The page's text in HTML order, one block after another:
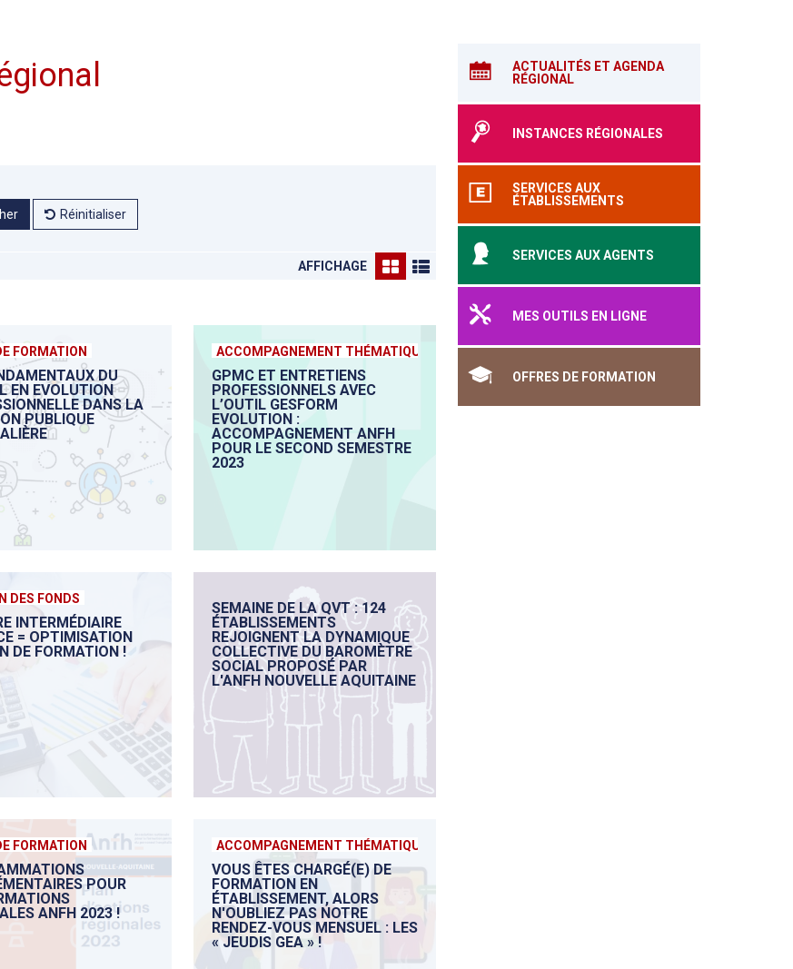
ACTUALITÉS ET AGENDA
RÉGIONAL
INSTANCES RÉGIONALES
SERVICES AUX
ÉTABLISSEMENTS
SERVICES AUX AGENTS
MES OUTILS EN LIGNE
OFFRES DE FORMATION
Réinitialiser
AFFICHAGE
FORMATION
DU
EN EVOLUTION
DANS LA
PUBLIQUE
ACCOMPAGNEMENT THÉMATIQUE
GPMC ET ENTRETIENS
PROFESSIONNELS AVEC
L’OUTIL GESFORM
EVOLUTION :
ACCOMPAGNEMENT ANFH
POUR LE SECOND SEMESTRE
2023
DES FONDS
INTERMÉDIAIRE
= OPTIMISATION
DE FORMATION !
SEMAINE DE LA QVT : 124
ÉTABLISSEMENTS
REJOIGNENT LA DYNAMIQUE
COLLECTIVE DU BAROMÈTRE
SOCIAL PROPOSÉ PAR
L'ANFH NOUVELLE AQUITAINE
FORMATION
POUR
ANFH 2023 !
ACCOMPAGNEMENT THÉMATIQUE
VOUS ÊTES CHARGÉ(E) DE
FORMATION EN
ÉTABLISSEMENT, ALORS
N'OUBLIEZ PAS NOTRE
RENDEZ-VOUS MENSUEL : LES
« JEUDIS GEA » !